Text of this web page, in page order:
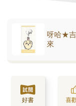
呀哈★吉
來
好書 喜